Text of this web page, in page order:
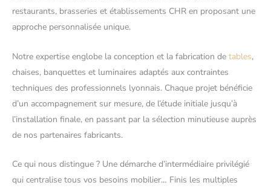
restaurants, brasseries et établissements CHR en proposant une
approche personnalisée unique.
Notre expertise englobe la conception et la fabrication de tables,
chaises, banquettes et luminaires adaptés aux contraintes
techniques des professionnels lyonnais. Chaque projet bénéficie
d’un accompagnement sur mesure, de l’étude initiale jusqu’à
l’installation finale, en passant par la sélection minutieuse auprès
de nos partenaires fabricants.
Ce qui nous distingue ? Une démarche d’intermédiaire privilégié
qui centralise tous vos besoins mobilier… Finis les multiples